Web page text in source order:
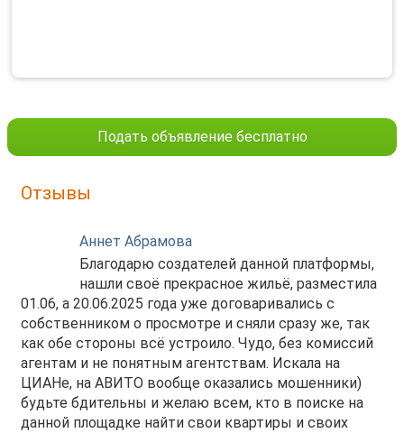
Подать объявление бесплатно
Отзывы
Аннет Абрамова
Благодарю создателей данной платформы,
нашли своё прекрасное жильё, разместила
01.06, а 20.06.2025 года уже договаривались с
собственником о просмотре и сняли сразу же, так
как обе стороны всё устроило. Чудо, без комиссий
агентам и не понятным агентствам. Искала на
ЦИАНе, на АВИТО вообще оказались мошенники)
будьте бдительны и желаю всем, кто в поиске на
данной площадке найти свои квартиры и своих